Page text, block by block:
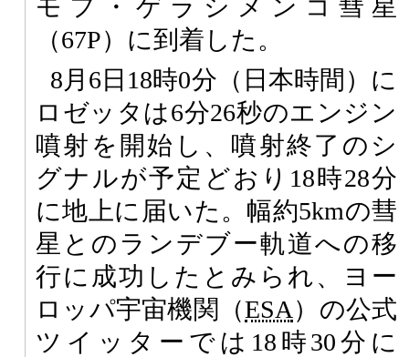
モフ・ゲラシメンコ彗星
（67P）に到着した。
8月6日18時0分（日本時間）に
ロゼッタは6分26秒のエンジン
噴射を開始し、噴射終了のシ
グナルが予定どおり18時28分
に地上に届いた。幅約5kmの彗
星とのランデブー軌道への移
行に成功したとみられ、ヨー
ロッパ宇宙機関（ESA）の公式
ツイッターでは18時30分に